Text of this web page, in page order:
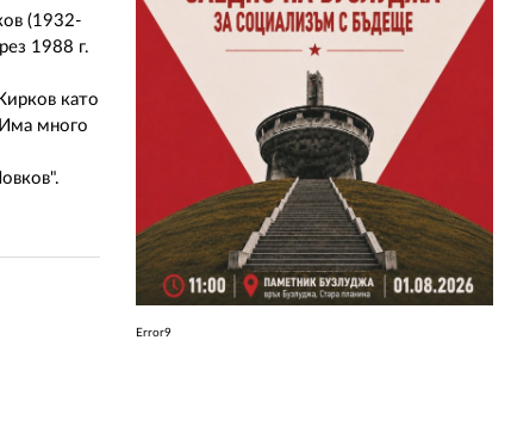
(1932-
1988 г.
като
много
Error9
РЕДАКЦИЯ
РЕКЛАМА
АБОНАМЕНТ
УСЛОВИЯ ЗА ПОЛЗВАНЕ
ПОЛИТИКА ЗА БИСКВИТКИТЕ
ПОЛИТИКАТА ЗА